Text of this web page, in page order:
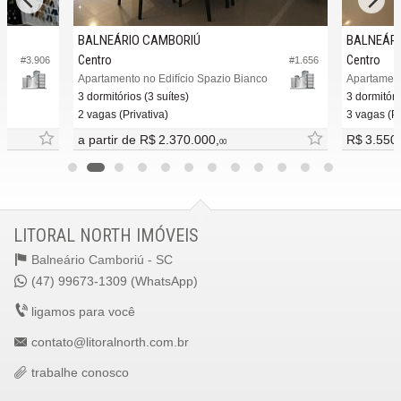
#3.906 #1.656
BALNEÁRIO CAMBORIÚ
Centro
Apartamento no Edifício Spazio Bianco
3 dormitórios (3 suítes)
2 vagas (Privativa)
a partir de R$ 2.370.000, 00
Centro
3
3 vagas
R$
LITORAL NORTH IMÓVEIS
Balneário Camboriú - SC
(47) 99673-1309 (WhatsApp)
ligamos para você
contato@litoralnorth.com.br
trabalhe conosco